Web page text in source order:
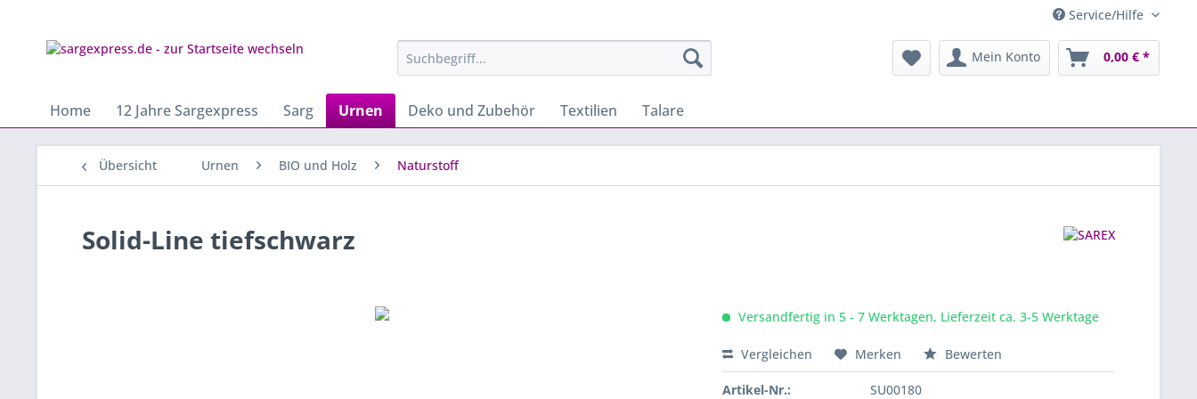
Service/Hilfe
Mein Konto 0,00 € *
Home 12 Jahre Sargexpress Sarg Urnen Deko und Zubehör Textilien Talare
Übersicht Urnen BIO und Holz Naturstoff
Solid-Line tiefschwarz
Versandfertig in 5 - 7 Werktagen, Lieferzeit ca. 3-5 Werktage
Vergleichen Merken Bewerten
Artikel-Nr.: SU00180